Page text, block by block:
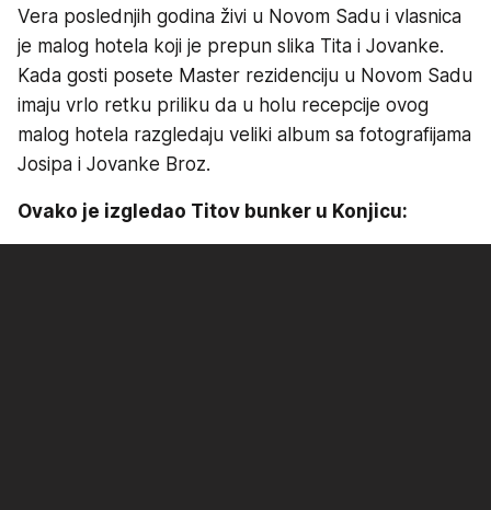
Vera poslednjih godina živi u Novom Sadu i vlasnica
je malog hotela koji je prepun slika Tita i Jovanke.
Kada gosti posete Master rezidenciju u Novom Sadu
imaju vrlo retku priliku da u holu recepcije ovog
malog hotela razgledaju veliki album sa fotografijama
Josipa i Jovanke Broz.
Ovako je izgledao Titov bunker u Konjicu: